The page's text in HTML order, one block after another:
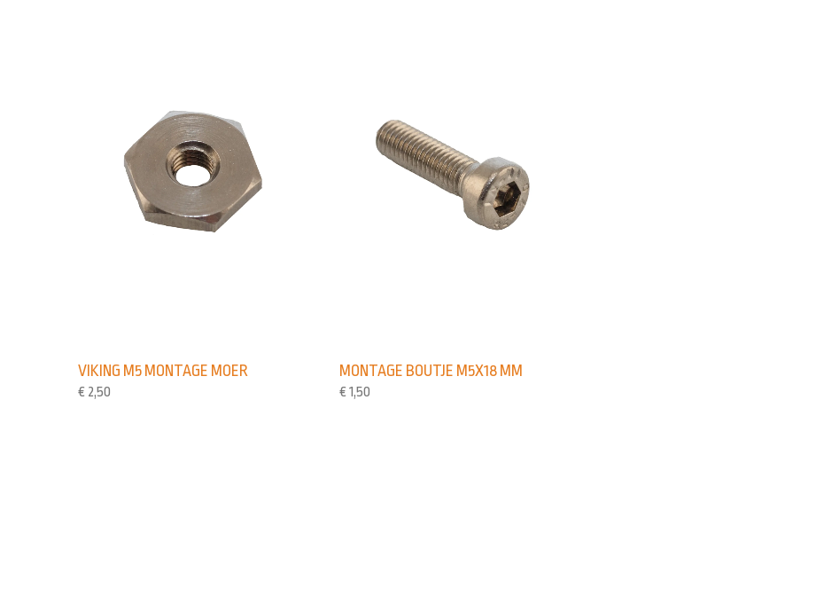
VIKING M5 MONTAGE MOER
€ 2,50
MONTAGE BOUTJE M5X18 MM
€ 1,50